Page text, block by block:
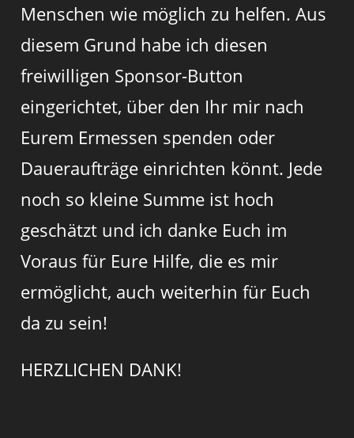
Menschen wie möglich zu helfen. Aus
diesem Grund habe ich diesen
freiwilligen Sponsor-Button
eingerichtet, über den Ihr mir nach
Eurem Ermessen spenden oder
Daueraufträge einrichten könnt. Jede
noch so kleine Summe ist hoch
geschätzt und ich danke Euch im
Voraus für Eure Hilfe, die es mir
ermöglicht, auch weiterhin für Euch
da zu sein!
HERZLICHEN DANK!